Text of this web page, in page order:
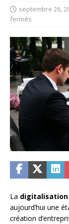
septembre 26,
fermés
La digitalisation
aujourd’hui une
création